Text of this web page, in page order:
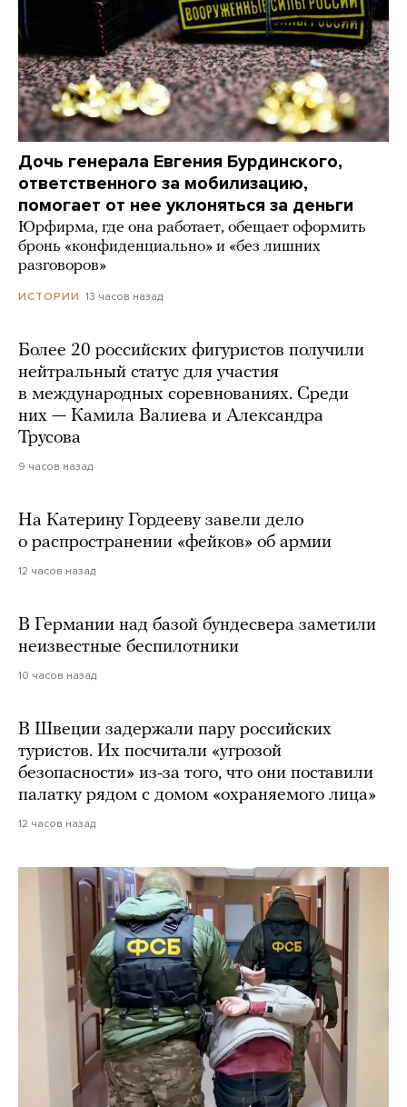
Дочь генерала Евгения Бурдинского,
ответственного за мобилизацию,
помогает от нее уклоняться за деньги
Юрфирма, где она работает, обещает оформить
бронь «конфиденциально» и «без лишних
разговоров»
ИСТОРИИ 13 часов назад
Более 20 российских фигуристов получили
нейтральный статус для участия
в международных соревнованиях. Среди
них — Камила Валиева и Александра
Трусова
9 часов назад
На Катерину Гордееву завели дело
о распространении «фейков» об армии
12 часов назад
В Германии над базой бундесвера заметили
неизвестные беспилотники
10 часов назад
В Швеции задержали пару российских
туристов. Их посчитали «угрозой
безопасности» из-за того, что они поставили
палатку рядом с домом «охраняемого лица»
12 часов назад